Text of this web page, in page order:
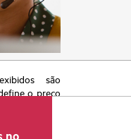
são
o preço
vendas e
definido
no